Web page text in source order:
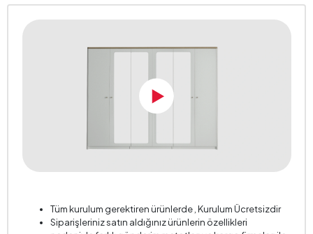
Tüm kurulum gerektiren ürünlerde , Kurulum Ücretsizdir
Siparişleriniz satın aldığınız ürünlerin özellikleri